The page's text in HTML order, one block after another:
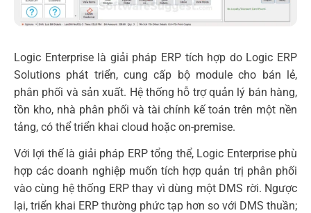
Logic Enterprise là giải pháp ERP tích hợp do Logic ERP
Solutions phát triển, cung cấp bộ module cho bán lẻ,
phân phối và sản xuất. Hệ thống hỗ trợ quản lý bán hàng,
tồn kho, nhà phân phối và tài chính kế toán trên một nền
tảng, có thể triển khai cloud hoặc on-premise.
Với lợi thế là giải pháp ERP tổng thể, Logic Enterprise phù
hợp các doanh nghiệp muốn tích hợp quản trị phân phối
vào cùng hệ thống ERP thay vì dùng một DMS rời. Ngược
lại, triển khai ERP thường phức tạp hơn so với DMS thuần;